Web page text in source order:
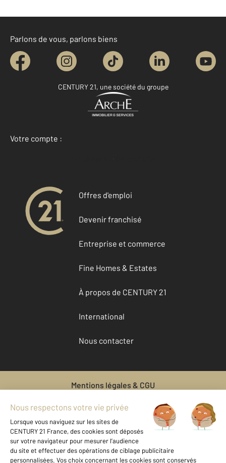
Parlons de vous, parlons biens
CENTURY 21, une société du groupe
Votre compte :
Accéder à mon compte
Offres d'emploi
Devenir franchisé
Entreprise et commerce
Fine Homes & Estates
À propos de CENTURY 21
International
Nous contacter
Mentions légales & CGU
Gestionnaire des cookies